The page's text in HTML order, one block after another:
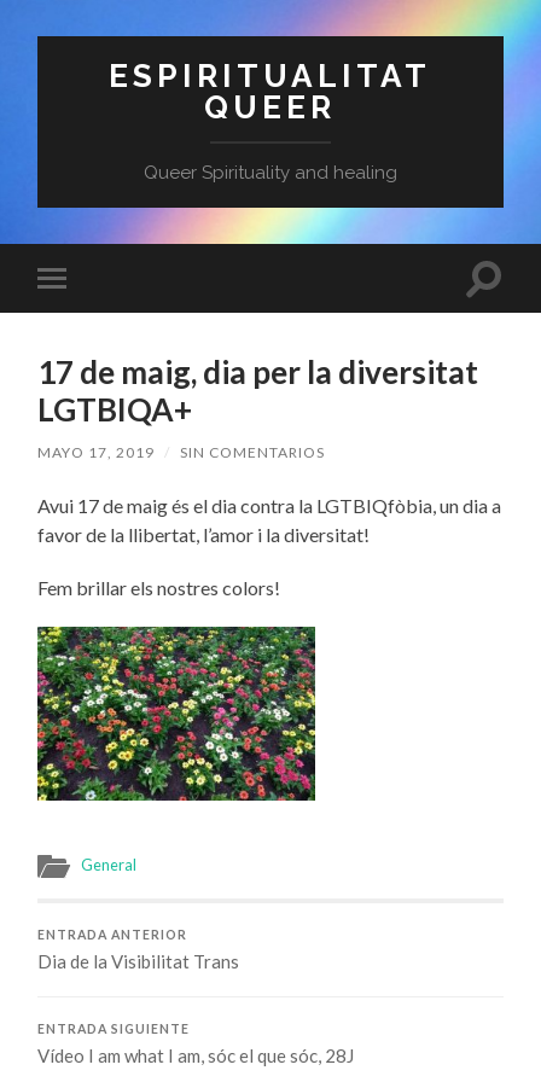
ESPIRITUALITAT
QUEER
Queer Spirituality and healing
Alternar
el
móvil
17 de maig, dia per la diversitat
LGTBIQA+
MAYO 17, 2019 / SIN COMENTARIOS
Avui 17 de maig és el dia contra la LGTBIQfòbia, un dia a
favor de la llibertat, l’amor i la diversitat!
Fem brillar els nostres colors!
General
ENTRADA ANTERIOR
Dia de la Visibilitat Trans
ENTRADA SIGUIENTE
Vídeo I am what I am, sóc el que sóc, 28J